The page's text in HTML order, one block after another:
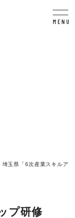
MENU
埼玉県「6次産業スキルア
プ研修